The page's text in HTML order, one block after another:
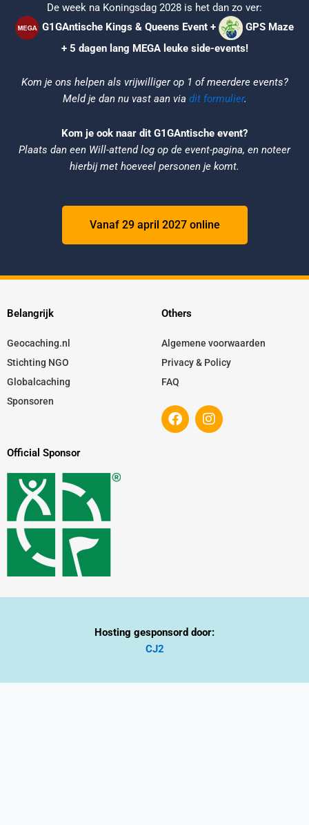
De week na Koningsdag 2028 is het dan zo ver:
G1GAntische Kings & Queens Event +
GPS Maze
+ 5 dagen lang MEGA leuke side-events!
Kom je ons helpen als vrijwilliger op 1 of meerdere events?
Meld je dan nu vast aanvia dit formulier.
Kom je ook naar dit G1GAntische event?
Plaats dan een Will-attend log op de event-pagina, en noteer
hierbij met hoeveel personen je komt.
Vanaf 29 april 2027 online
Belangrijk
Geocaching.nl
Stichting NGO
Globalcaching
Sponsoren
Others
Algemene voorwaarden
Privacy & Policy
FAQ
F
a
I
n
Official Sponsor
Hosting gesponsord door:
CJ2